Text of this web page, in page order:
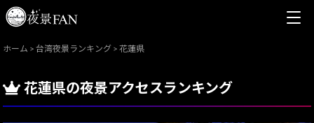
ホーム >台湾夜景ランキング >花蓮県
花蓮県の夜景アクセスランキング